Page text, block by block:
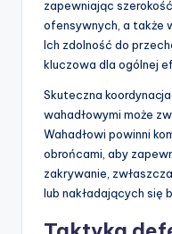
zapewniając
ofensywnych, a także
Ich zdolność do
kluczowa dla ogólnej
Skuteczna
wahadłowymi może
Wahadłowi powinni
obrońcami, aby
zakrywanie,
lub nakładających się